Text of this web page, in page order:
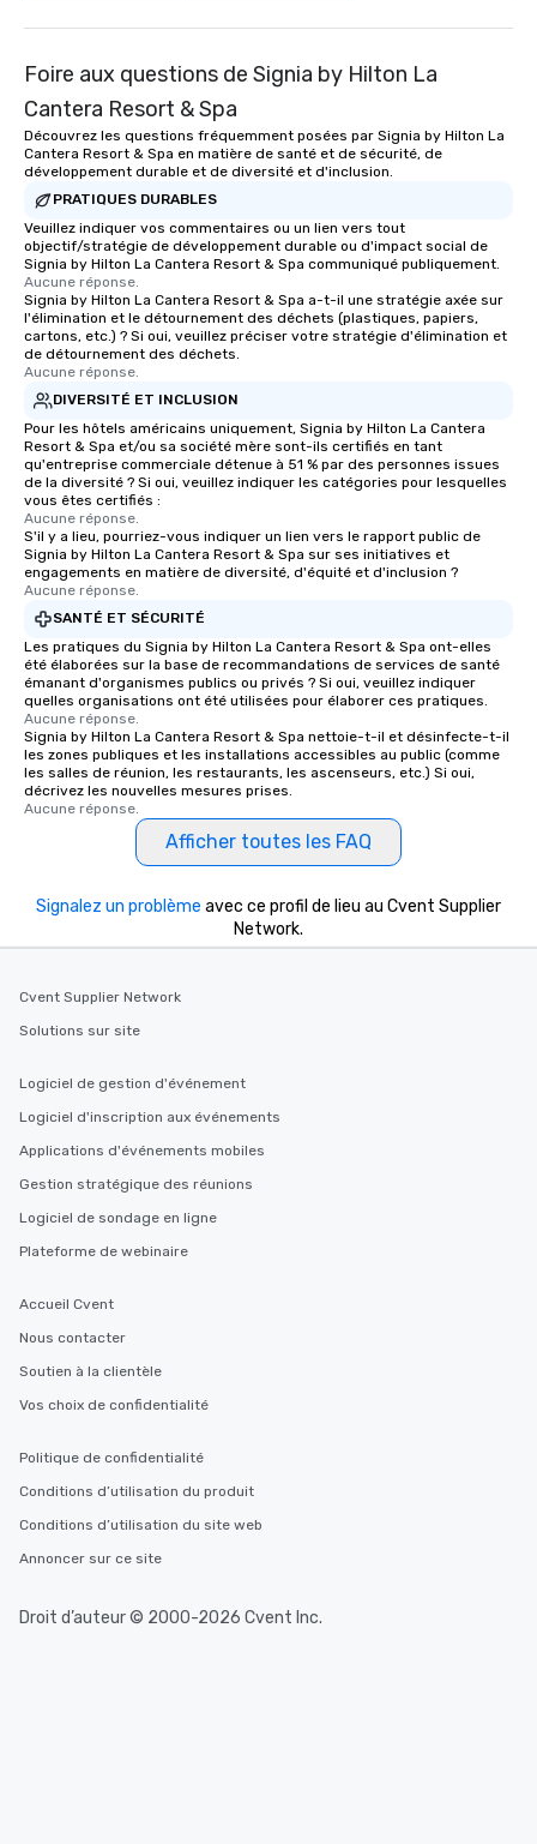
Foire aux questions de Signia by Hilton La
Cantera Resort & Spa
Découvrez les questions fréquemment posées par Signia by Hilton La
Cantera Resort & Spa en matière de santé et de sécurité, de
développement durable et de diversité et d'inclusion.
PRATIQUES DURABLES
Veuillez indiquer vos commentaires ou un lien vers tout
objectif/stratégie de développement durable ou d'impact social de
Signia by Hilton La Cantera Resort & Spa communiqué publiquement.
Aucune réponse.
Signia by Hilton La Cantera Resort & Spa a-t-il une stratégie axée sur
l'élimination et le détournement des déchets (plastiques, papiers,
cartons, etc.) ? Si oui, veuillez préciser votre stratégie d'élimination et
de détournement des déchets.
Aucune réponse.
DIVERSITÉ ET INCLUSION
Pour les hôtels américains uniquement, Signia by Hilton La Cantera
Resort & Spa et/ou sa société mère sont-ils certifiés en tant
qu'entreprise commerciale détenue à 51 % par des personnes issues
de la diversité ? Si oui, veuillez indiquer les catégories pour lesquelles
vous êtes certifiés :
Aucune réponse.
S'il y a lieu, pourriez-vous indiquer un lien vers le rapport public de
Signia by Hilton La Cantera Resort & Spa sur ses initiatives et
engagements en matière de diversité, d'équité et d'inclusion ?
Aucune réponse.
SANTÉ ET SÉCURITÉ
Les pratiques du Signia by Hilton La Cantera Resort & Spa ont-elles
été élaborées sur la base de recommandations de services de santé
émanant d'organismes publics ou privés ? Si oui, veuillez indiquer
quelles organisations ont été utilisées pour élaborer ces pratiques.
Aucune réponse.
Signia by Hilton La Cantera Resort & Spa nettoie-t-il et désinfecte-t-il
les zones publiques et les installations accessibles au public (comme
les salles de réunion, les restaurants, les ascenseurs, etc.) Si oui,
décrivez les nouvelles mesures prises.
Aucune réponse.
Afficher toutes les FAQ
Signalez un problème avec ce profil de lieu au Cvent Supplier
Network.
Cvent Supplier Network
Solutions sur site
Logiciel de gestion d'événement
Logiciel d'inscription aux événements
Applications d'événements mobiles
Gestion stratégique des réunions
Logiciel de sondage en ligne
Plateforme de webinaire
Accueil Cvent
Nous contacter
Soutien à la clientèle
Vos choix de confidentialité
Politique de confidentialité
Conditions d’utilisation du produit
Conditions d’utilisation du site web
Annoncer sur ce site
Droit d’auteur © 2000-2026 Cvent Inc.